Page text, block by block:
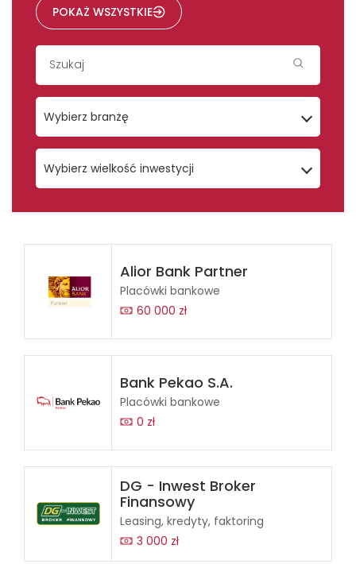
POKAŻ WSZYSTKIE
Wybierz branżę
Wybierz wielkość inwestycji
Alior Bank Partner
Placówki bankowe
60 000 zł
Bank Pekao S.A.
Placówki bankowe
0 zł
DG - Inwest Broker
Finansowy
Leasing, kredyty, faktoring
3 000 zł